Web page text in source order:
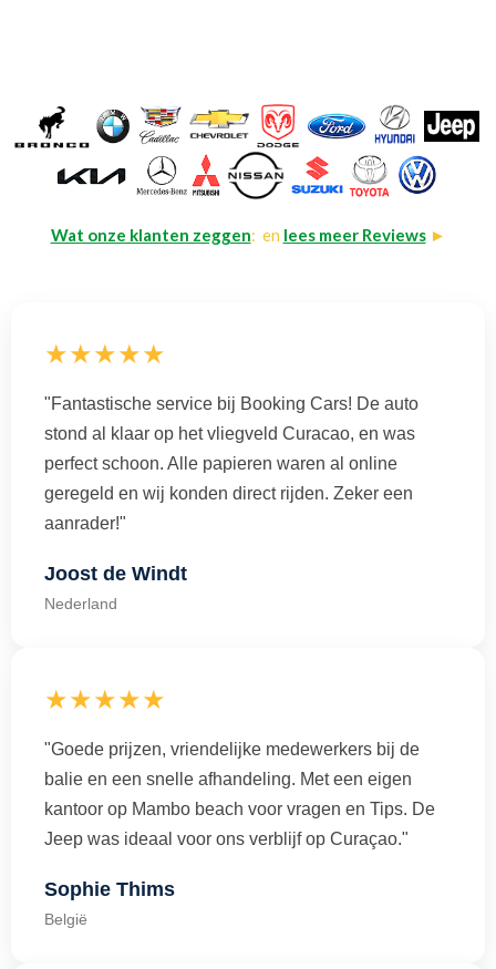
Wat onze klanten zeggen: en lees meer Reviews►
★★★★★
"Fantastische service bij Booking Cars! De auto
stond al klaar op het vliegveld Curacao, en was
perfect schoon. Alle papieren waren al online
geregeld en wij konden direct rijden. Zeker een
aanrader!"
Joost de Windt
Nederland
★★★★★
"Goede prijzen, vriendelijke medewerkers bij de
balie en een snelle afhandeling. Met een eigen
kantoor op Mambo beach voor vragen en Tips. De
Jeep was ideaal voor ons verblijf op Curaçao."
Sophie Thims
België